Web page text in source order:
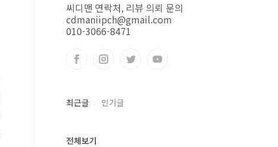
씨디맨 연락처, 리뷰 의뢰 문의
cdmaniipch@gmail.com
010-3066-8471
최근글 인기글
전체보기